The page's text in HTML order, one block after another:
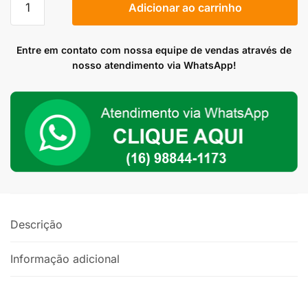
Iridium
para
Cadillac
Motor
Adicionar ao carrinho
Entre em contato com nossa equipe de vendas através de
nosso atendimento via WhatsApp!
Descrição
Informação adicional